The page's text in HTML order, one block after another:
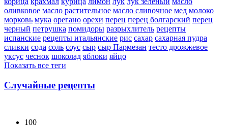
оливковое масло растительное масло сливочное мед молоко
морковь мука орегано орехи перец перец болгарский перец
черный петрушка помидоры разрыхлитель рецепты
испанские рецепты итальянские рис сахар сахарная пудра
сливки сода соль соус сыр сыр Пармезан тесто дрожжевое
уксус чеснок шоколад яблоки яйцо
Показать все теги
Случайные рецепты
100